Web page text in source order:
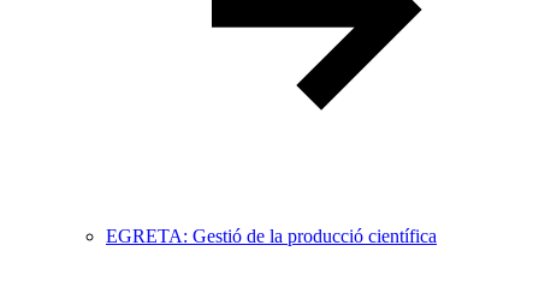
EGRETA: Gestió de la producció científica